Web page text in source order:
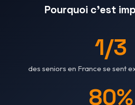
Pourquoi c'est
1/3
des seniors en France se sent
80%